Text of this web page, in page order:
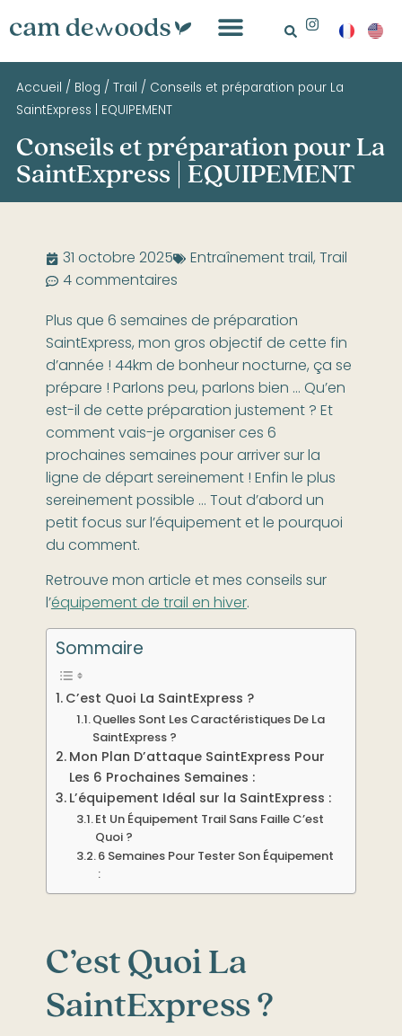
Accueil / Blog / Trail / Conseils et préparation pour La
SaintExpress | EQUIPEMENT
Conseils et préparation pour La
SaintExpress | EQUIPEMENT
31 octobre 2025 Entraînement trail,Trail
4 commentaires
Plus que 6 semaines de préparation
SaintExpress, mon gros objectif de cette fin
d’année ! 44km de bonheur nocturne, ça se
prépare ! Parlons peu, parlons bien … Qu’en
est-il de cette préparation justement ? Et
comment vais-je organiser ces 6
prochaines semaines pour arriver sur la
ligne de départ sereinement ! Enfin le plus
sereinement possible … Tout d’abord un
petit focus sur l’équipement et le pourquoi
du comment.
Retrouve mon article et mes conseils sur
l’équipement de trail en hiver.
Sommaire
C’est Quoi La SaintExpress ?
Quelles Sont Les Caractéristiques De La
SaintExpress ?
Mon Plan D’attaque SaintExpress Pour
Les 6 Prochaines Semaines :
L’équipement Idéal sur la SaintExpress :
Et Un Équipement Trail Sans Faille C’est
Quoi ?
6 Semaines Pour Tester Son Équipement
:
C’est Quoi La
SaintExpress ?